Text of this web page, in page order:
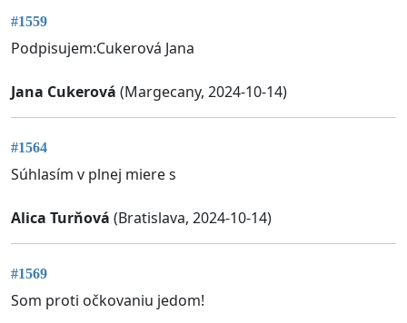
#1559
Podpisujem:Cukerová Jana
Jana Cukerová (Margecany, 2024-10-14)
#1564
Súhlasím v plnej miere s
Alica Turňová (Bratislava, 2024-10-14)
#1569
Som proti očkovaniu jedom!